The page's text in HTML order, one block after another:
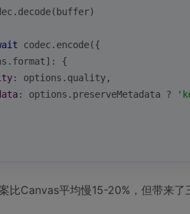
codec.encode({
{
: options.quality,
: options.preserveMetadata ?
比Canvas平均慢15-20%，但带来了